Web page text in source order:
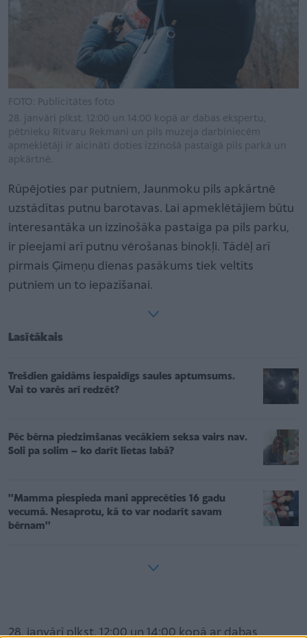
FOTO: Publicitātes foto
28. janvārī plkst. 12:00 un 14:00 kopā ar dabas ekspertu,
pētnieku Ritvaru Rekmani un pils muzeja darbiniecēm
apmeklētāji ir aicināti doties izzinošā pastaigā pils parkā un
apkārtnē.
Rūpējoties par putniem, Jaunmoku pils apkārtnē
uzstādītas putnu barotavas. Lai apmeklētājiem būtu
interesantāka un izzinošāka pastaiga pa pils parku,
ir pieejami arī putnu vērošanas binokļi. Tādēļ arī
pirmais Ģimeņu dienas pasākums tiek veltīts
putniem un to iepazīšanai.
Lasītākais
Trešdien gaidāms iespaidīgs saules aptumsums.
Vai to varēs arī redzēt?
Pēc bērna piedzimšanas vecākiem seksa vairs nav.
Soli pa solim – ko darīt lietas labā?
''Mamma piespieda mani apprecēties 16 gadu
vecumā. Nesaprotu, kā to var nodarīt savam
bērnam''
28. janvārī plkst. 12:00 un 14:00 kopā ar dabas